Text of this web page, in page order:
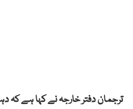
ترجمان دفتر خارجہ نے کہا ہے کہ